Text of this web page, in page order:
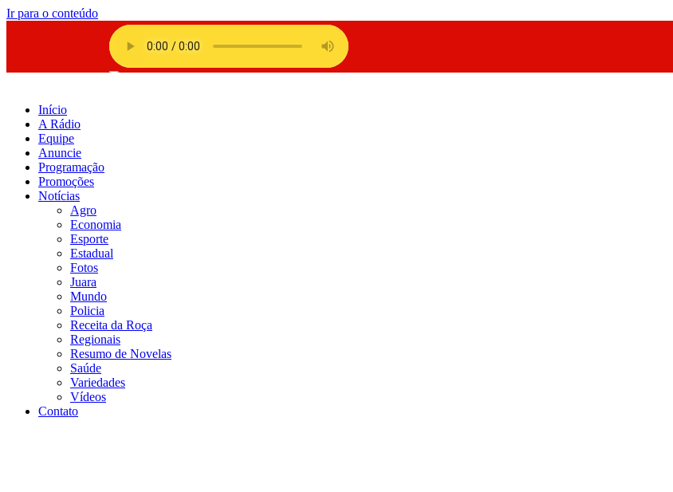
Ir para o conteúdo
Início
A Rádio
Equipe
Anuncie
Programação
Promoções
Notícias
Agro
Economia
Esporte
Estadual
Fotos
Juara
Mundo
Policia
Receita da Roça
Regionais
Resumo de Novelas
Saúde
Variedades
Vídeos
Contato